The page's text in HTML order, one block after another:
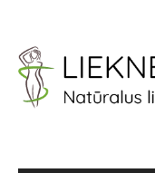
content